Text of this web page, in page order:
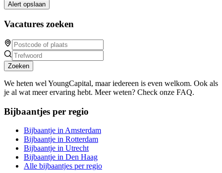
Alert opslaan
Vacatures zoeken
Zoeken
We heten wel YoungCapital, maar iedereen is even welkom. Ook als
je al wat meer ervaring hebt. Meer weten? Check onze FAQ.
Bijbaantjes per regio
Bijbaantje in Amsterdam
Bijbaantje in Rotterdam
Bijbaantje in Utrecht
Bijbaantje in Den Haag
Alle bijbaantjes per regio